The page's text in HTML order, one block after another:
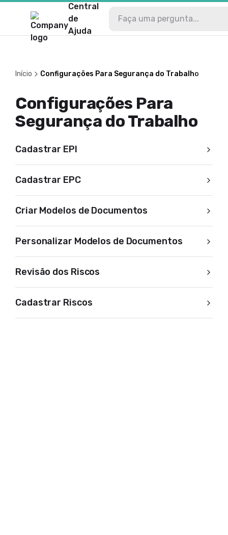
Central
de
Ajuda
Início Configurações Para Segurança do Trabalho
Configurações Para
Segurança do Trabalho
Cadastrar EPI
Cadastrar EPC
Criar Modelos de Documentos
Personalizar Modelos de Documentos
Revisão dos Riscos
Cadastrar Riscos